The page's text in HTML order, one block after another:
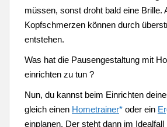
müssen, sonst droht bald eine Brille.
Kopfschmerzen können durch
entstehen.
Was hat die Pausengestaltung mit
einrichten zu tun ?
Nun, du kannst beim Einrichten
gleich einen Hometrainer* oder ein
einplanen. Der steht dann im Idealfall